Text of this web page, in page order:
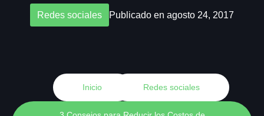
Redes sociales Publicado en agosto 24, 2017
Inicio Redes sociales